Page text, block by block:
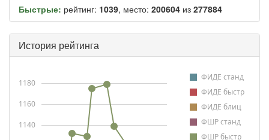
Быстрые: рейтинг: 1039, место: 200604 из 277884
История рейтинга
ФИДЕ станд
ФИДЕ быстр
ФИДЕ блиц
ФШР станд
ФШР быстр
1140
1160
1180